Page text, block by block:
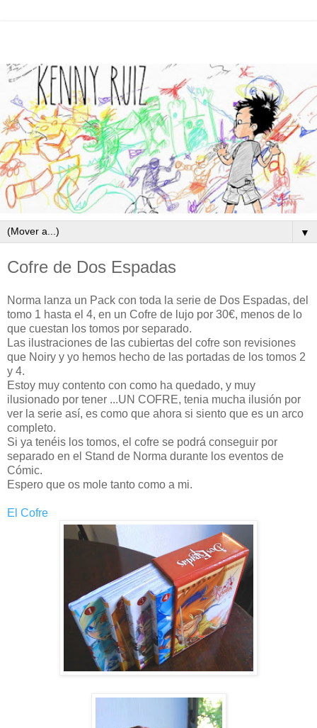
▼
Cofre de Dos Espadas
Norma lanza un Pack con toda la serie de Dos Espadas, del
tomo 1 hasta el 4, en un Cofre de lujo por 30€, menos de lo
que cuestan los tomos por separado.
Las ilustraciones de las cubiertas del cofre son revisiones
que Noiry y yo hemos hecho de las portadas de los tomos 2
y 4.
Estoy muy contento con como ha quedado, y muy
ilusionado por tener ...UN COFRE, tenia mucha ilusión por
ver la serie así, es como que ahora si siento que es un arco
completo.
Si ya tenéis los tomos, el cofre se podrá conseguir por
separado en el Stand de Norma durante los eventos de
Cómic.
Espero que os mole tanto como a mi.
El Cofre